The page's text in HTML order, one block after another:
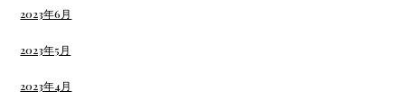
2023年6月
2023年5月
2023年4月